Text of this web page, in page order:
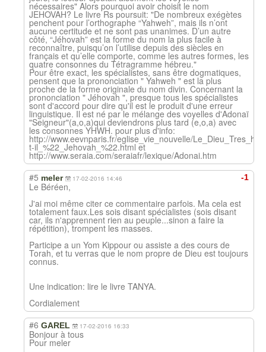
nécessaires" Alors pourquoi avoir choisit le nom
JEHOVAH? Le livre Rs poursuit: "De nombreux exégètes
penchent pour l’orthographe “Yahweh”, mais ils n’ont
aucune certitude et ne sont pas unanimes. D’un autre
côté, “Jéhovah” est la forme du nom la plus facile à
reconnaître, puisqu’on l’utilise depuis des siècles en
français et qu’elle comporte, comme les autres formes, les
quatre consonnes du Tétragramme hébreu."
Pour être exact, les spécialistes, sans être dogmatiques,
pensent que la prononciation " Yahweh " est la plus
proche de la forme originale du nom divin. Concernant la
prononciation " Jéhovah ", presque tous les spécialistes
sont d'accord pour dire qu'il est le produit d'une erreur
linguistique. Il est né par le mélange des voyelles d'Adonaï
"Seigneur"(a,o,a)qui deviendrons plus tard (e,o,a) avec
les consonnes YHWH. pour plus d'info:
http://www.eevnparis.fr/eglise_vie_nouvelle/
t-il_%22_Jehovah_%22.html et
http://www.seraia.com/seraiafr/lexique/Adonai.htm
-1
#5 meler 17-02-2016 14:46
Le Béréen,
J'ai moi même citer ce commentaire parfois. Ma cela est
totalement faux.Les sois disant spécialistes (sois disant
car, ils n'apprennent rien au peuple...sinon a faire la
répétition), trompent les masses.
Participe a un Yom Kippour ou assiste a des cours de
Torah, et tu verras que le nom propre de Dieu est toujours
connus.
Une indication: lire le livre TANYA.
Cordialement
#6 GAREL 17-02-2016 16:33
Bonjour à tous
Pour meler